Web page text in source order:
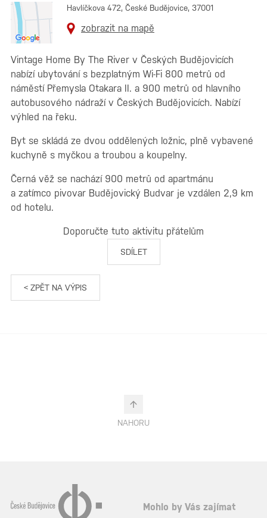
Havlíčkova 472, České Budějovice, 37001
zobrazit na mapě
Vintage Home By The River v Českých Budějovicích
nabízí ubytování s bezplatným Wi-Fi 800 metrů od
náměstí Přemysla Otakara II. a 900 metrů od hlavního
autobusového nádraží v Českých Budějovicích. Nabízí
výhled na řeku.
Byt se skládá ze dvou oddělených ložnic, plně vybavené
kuchyně s myčkou a troubou a koupelny.
Černá věž se nachází 900 metrů od apartmánu
a zatímco pivovar Budějovický Budvar je vzdálen 2,9 km
od hotelu.
Doporučte tuto aktivitu přátelům
SDÍLET
< ZPĚT NA VÝPIS
NAHORU
Mohlo by Vás zajímat